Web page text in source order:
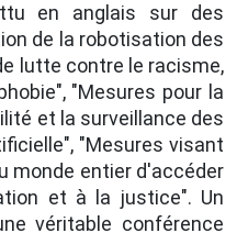
en anglais sur des
de la robotisation des
lutte contre le racisme,
"Mesures pour la
et la surveillance des
"Mesures visant
monde entier d'accéder
et à la justice". Un
véritable conférence